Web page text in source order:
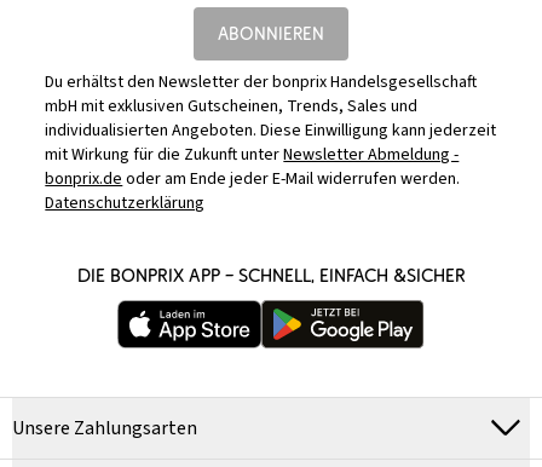
ABONNIEREN
Du erhältst den Newsletter der bonprix Handelsgesellschaft
mbH mit exklusiven Gutscheinen, Trends, Sales und
individualisierten Angeboten. Diese Einwilligung kann jederzeit
mit Wirkung für die Zukunft unterNewsletter Abmeldung -
bonprix.deoder am Ende jeder E-Mail widerrufen werden.
Datenschutzerklärung
DIE BONPRIX APP – SCHNELL, EINFACH &SICHER
Unsere Zahlungsarten